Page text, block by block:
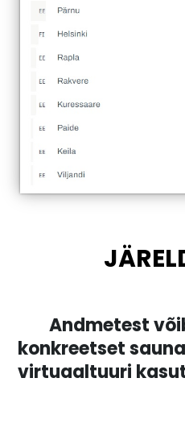
Andmetest
konkreetset
virtuaaltuuri